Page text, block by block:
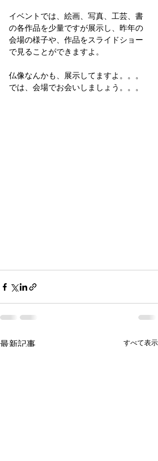
イベントでは、絵画、写真、工芸、書
の各作品を少量ですが展示し、昨年の
会場の様子や、作品をスライドショー
で見ることができますよ。
仏像なんかも、展示してますよ。。。
では、会場でお会いしましょう。。。
最新記事 すべて表示